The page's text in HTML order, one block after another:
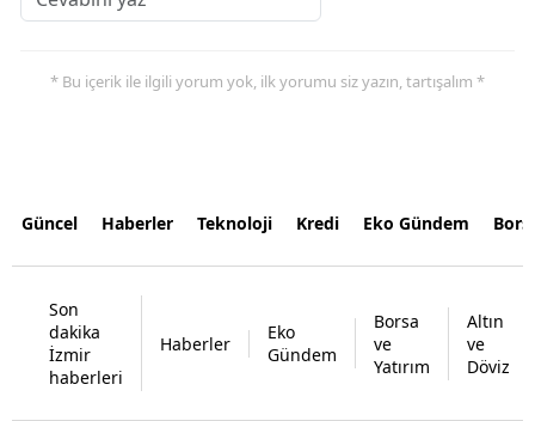
* Bu içerik ile ilgili yorum yok, ilk yorumu siz yazın, tartışalım *
Güncel Haberler Teknoloji Kredi Eko Gündem
Son
dakika
İzmir
haberleri
Haberler
Eko
Gündem
Borsa
ve
Yatırım
Altın
ve
Döviz